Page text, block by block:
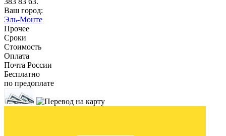
Ваш город:
Эль-Монте
Прочее
Сроки
Стоимость
Оплата
Почта России
Бесплатно
по предоплате